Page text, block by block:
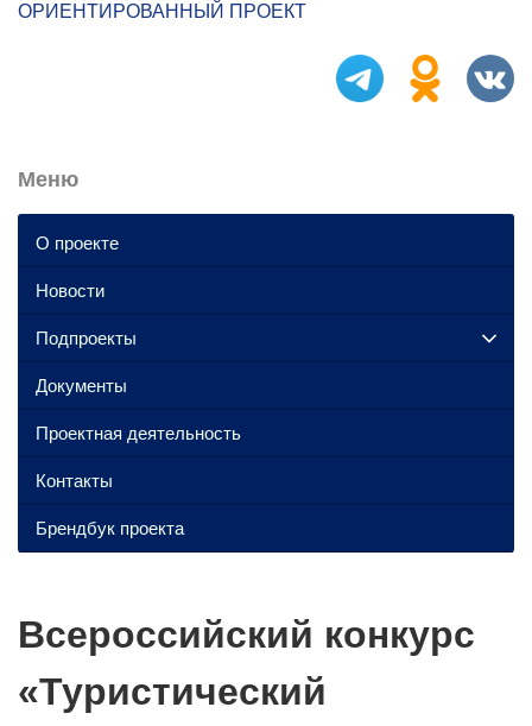
ОРИЕНТИРОВАННЫЙ ПРОЕКТ
Всероссийский конкурс
«Туристический
Меню
О проекте
Новости
Подпроекты
Документы
Проектная деятельность
Контакты
Брендбук проекта